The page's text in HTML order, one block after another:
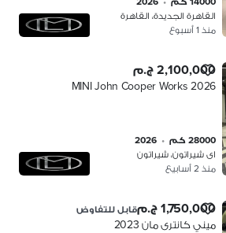
القاهرة الجديدة، القاهرة
منذ 1 أسبوع
2,100,000 ج.م
MINI John Cooper Works 2026
28000 كم •
2026
اى شيراتون، شيراتون
منذ 2 أسابيع
1,750,000 ج.م قابل للتفاوض
ميني كانترى مان 2023